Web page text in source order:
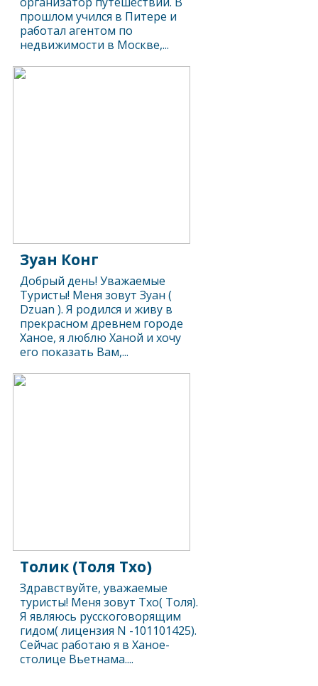
прошлом учился в Питере и
работал агентом по
недвижимости в Москве,...
Зуан Конг
Добрый день! Уважаемые
Туристы! Меня зовут Зуан (
Dzuan ). Я родился и живу в
прекрасном древнем городе
Ханое, я люблю Ханой и хочу
его показать Вам,...
Толик (Толя Тхо)
Здравствуйте, уважаемые
туристы! Меня зовут Тхо( Толя).
Я являюсь русскоговорящим
гидом( лицензия N -101101425).
Сейчас работаю я в Ханое-
столице Вьетнама....